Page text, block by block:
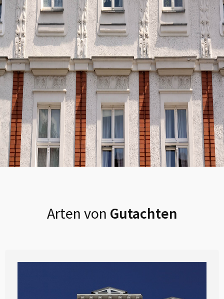
Arten von Gutachten